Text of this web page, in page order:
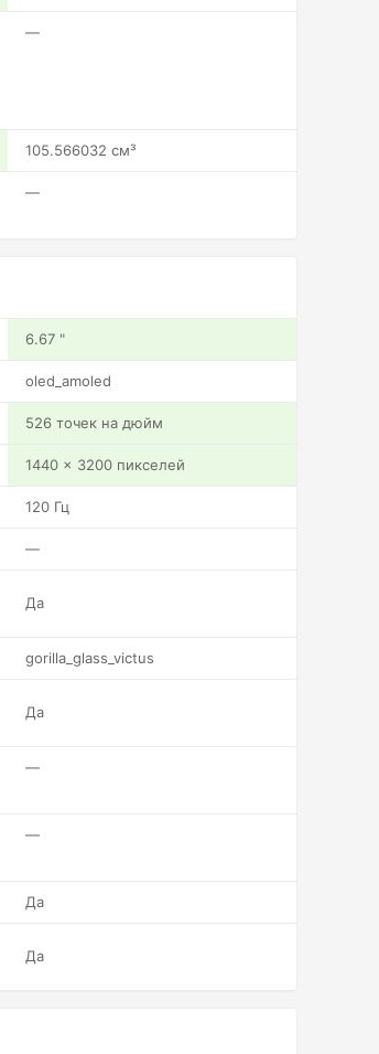
—
105.566032 см³
—
6.67 "
oled_amoled
526 точек на дюйм
1440 x 3200 пикселей
120 Гц
—
Да
gorilla_glass_victus
Да
—
—
Да
Да